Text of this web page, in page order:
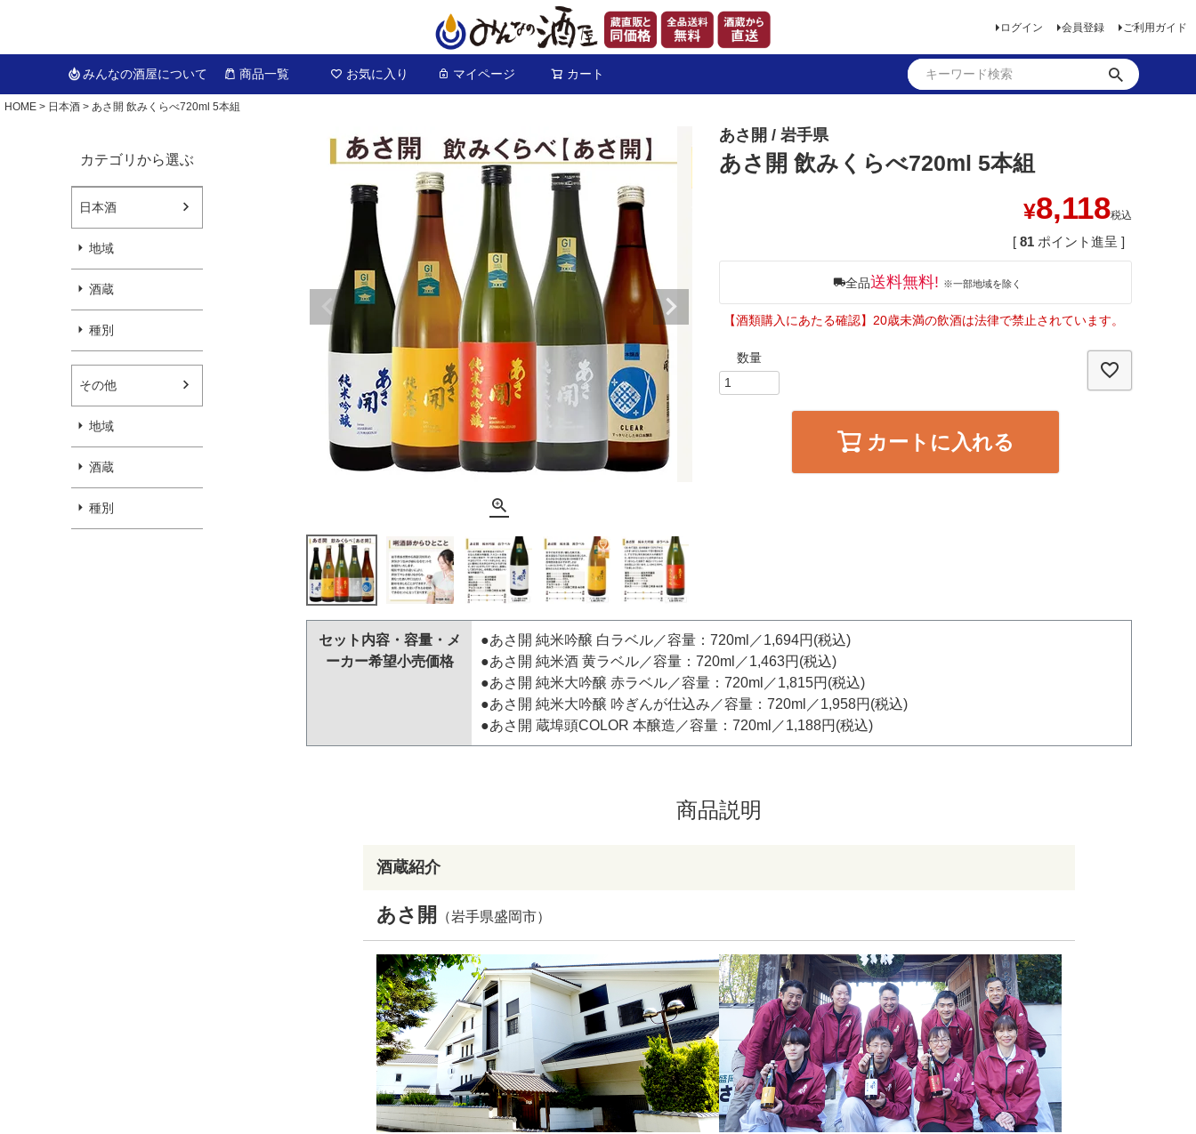
ログイン 会員登録 ご利用ガイド
みんなの酒屋について 商品一覧 お気に入り マイページ カート
HOME 日本酒 あさ開 飲みくらべ720ml 5本組
カテゴリから選ぶ
日本酒
地域
酒蔵
種別
その他
地域
酒蔵
種別
あさ開 / 岩手県
あさ開 飲みくらべ720ml 5本組
¥8,118税込
[ 81 ポイント進呈 ]
全品送料無料! ※一部地域を除く
【酒類購入にあたる確認】20歳未満の飲酒は法律で禁止されています。
カートに入れる
セット内容・容量・メ
ーカー希望小売価格
●あさ開 純米吟醸 白ラベル／容量：720ml／1,694円(税込)
●あさ開 純米酒 黄ラベル／容量：720ml／1,463円(税込)
●あさ開 純米大吟醸 赤ラベル／容量：720ml／1,815円(税込)
●あさ開 純米大吟醸 吟ぎんが仕込み／容量：720ml／1,958円(税込)
●あさ開 蔵埠頭COLOR 本醸造／容量：720ml／1,188円(税込)
商品説明
酒蔵紹介
あさ開 （岩手県盛岡市）